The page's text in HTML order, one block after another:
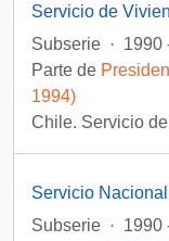
Servicio de
Subserie · 1990
Parte de
1994)
Chile. Servicio
Servicio
Subserie · 1990